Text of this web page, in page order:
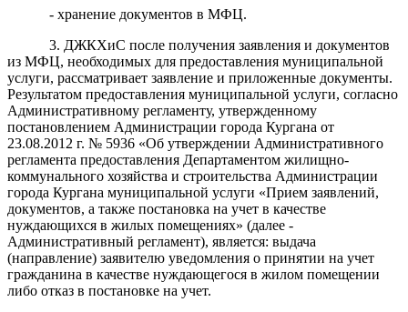
- хранение документов в МФЦ.
3. ДЖКХиС после получения заявления и документов
из МФЦ, необходимых для предоставления муниципальной
услуги, рассматривает заявление и приложенные документы.
Результатом предоставления муниципальной услуги, согласно
Административному регламенту, утвержденному
постановлением Администрации города Кургана от
23.08.2012 г. № 5936 «Об утверждении Административного
регламента предоставления Департаментом жилищно-
коммунального хозяйства и строительства Администрации
города Кургана муниципальной услуги «Прием заявлений,
документов, а также постановка на учет в качестве
нуждающихся в жилых помещениях» (далее -
Административный регламент), является: выдача
(направление) заявителю уведомления о принятии на учет
гражданина в качестве нуждающегося в жилом помещении
либо отказ в постановке на учет.